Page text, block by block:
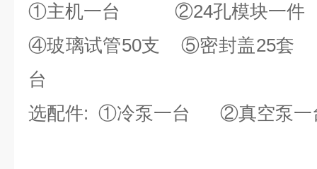
①主机一台 ②24孔模块一件
④玻璃试管50支⑤密封盖25套
台
选配件: ①冷泵一台 ②真空泵一